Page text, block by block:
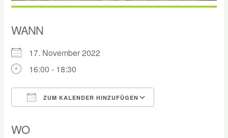
WANN
17. November 2022
16:00 - 18:30
ZUM KALENDER HINZUFÜGEN
WO